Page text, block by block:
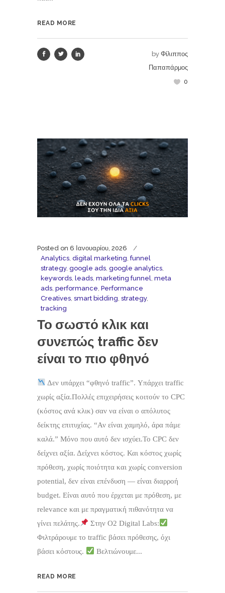
READ MORE
by Φίλιππος
Παπαπάρμος
0
Posted on 6 Ιανουαρίου, 2026
Analytics digital marketing funnel
strategy, google ads google analytics
keywords leads marketing funnel meta
ads performance Performance
Creatives smart bidding strategy,
tracking
Το σωστό κλικ και
συνεπώς traffic δεν
είναι το πιο φθηνό
Δεν υπάρχει “φθηνό traffic”. Υπάρχει traffic
χωρίς αξία.Πολλές επιχειρήσεις κοιτούν το CPC
(κόστος ανά κλικ) σαν να είναι ο απόλυτος
δείκτης επιτυχίας. “Αν είναι χαμηλό, άρα πάμε
καλά.” Μόνο που αυτό δεν ισχύει.Το CPC δεν
δείχνει αξία. Δείχνει κόστος. Και κόστος χωρίς
πρόθεση, χωρίς ποιότητα και χωρίς conversion
potential, δεν είναι επένδυση — είναι διαρροή
budget. Είναι αυτό που έρχεται με πρόθεση, με
relevance και με πραγματική πιθανότητα να
γίνει πελάτης.
Στην O2 Digital Labs:
Φιλτράρουμε το traffic βάσει πρόθεσης, όχι
βάσει κόστους.
Βελτιώνουμε...
READ MORE